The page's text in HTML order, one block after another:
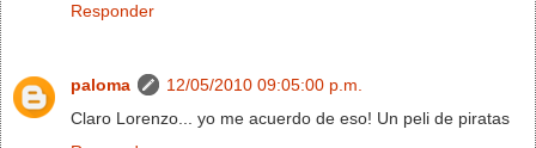
Responder
paloma
12/05/2010 09:05:00 p.m.
Claro Lorenzo... yo me acuerdo de eso! Un peli de piratas